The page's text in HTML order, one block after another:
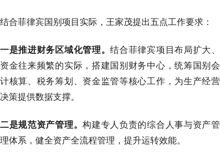
结合菲律宾国别项目实际，王家茂提出五点工作要求：
一是推进财务区域化管理。结合菲律宾项目布局扩大、
资金往来频繁的实际，搭建国别财务中心，统筹国别会
计核算、税务筹划、资金监管等核心工作，为生产经营
决策提供数据支撑。
二是规范资产管理。构建专人负责的综合人事与资产管
理体系，健全资产全流程管理，提升运转效能。